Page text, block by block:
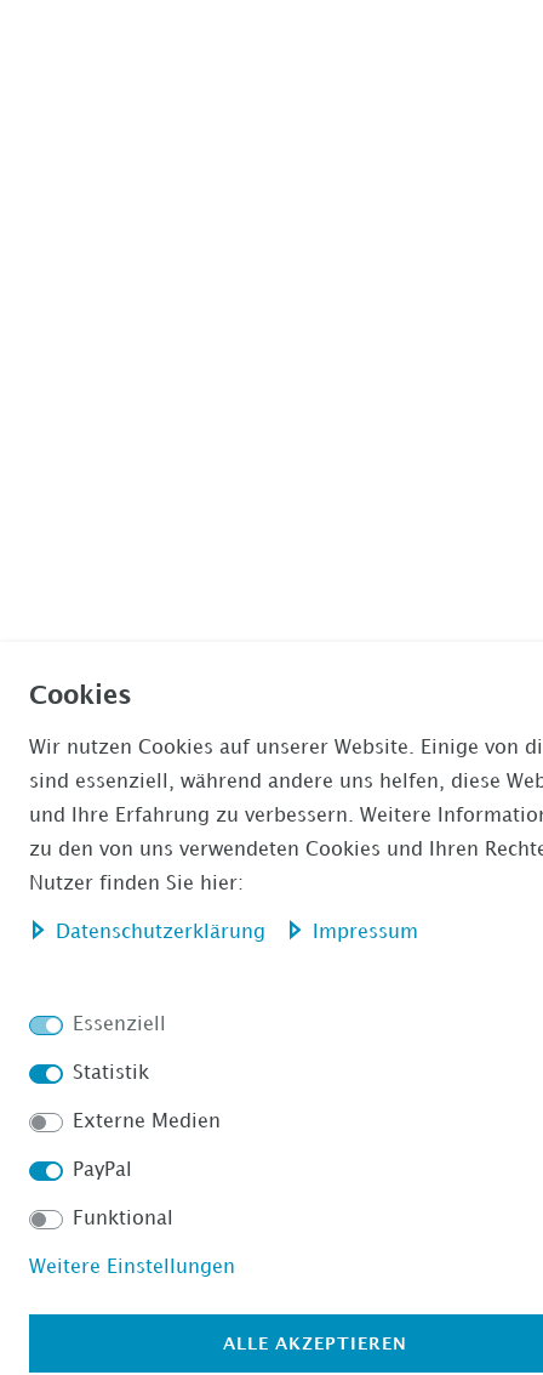
Cookies
Wir nutzen Cookies auf unserer Website. Einige von
sind essenziell, während andere uns helfen, diese
und Ihre Erfahrung zu verbessern. Weitere
zu den von uns verwendeten Cookies und Ihren
Nutzer finden Sie hier:
Daten­schutz­erklärung Impressum
Essenziell
Statistik
Externe Medien
PayPal
Funktional
Weitere Einstellungen
ALLE AKZEPTIEREN